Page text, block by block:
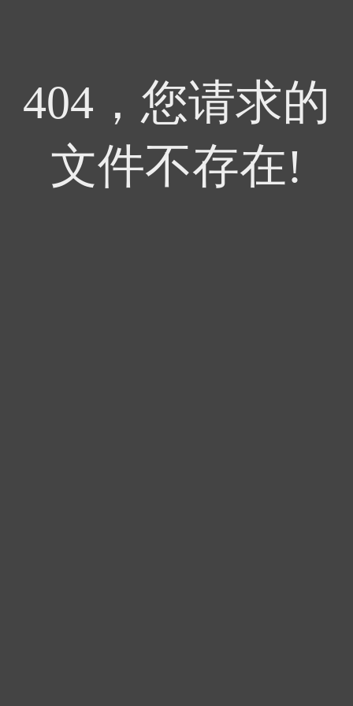
404，您请求的
文件不存在!